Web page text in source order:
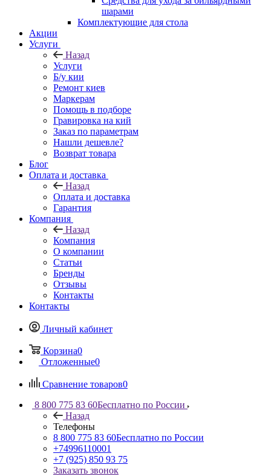
шарами
Комплектующие для стола
Акции
Услуги
Назад
Услуги
Б/у кии
Ремонт киев
Маркерам
Помощь в подборе
Гравировка на кий
Заказ по параметрам
Нашли дешевле?
Возврат товара
Блог
Оплата и доставка
Назад
Оплата и доставка
Гарантия
Компания
Назад
Компания
О компании
Статьи
Бренды
Отзывы
Контакты
Контакты
Личный кабинет
Корзина0
Отложенные0
Сравнение товаров0
8 800 775 83 60Бесплатно по России
Назад
Телефоны
8 800 775 83 60Бесплатно по России
+74996110001
+7 (925) 850 93 75
Заказать звонок